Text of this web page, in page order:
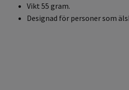
Vikt 55 gram.
Designad för personer som